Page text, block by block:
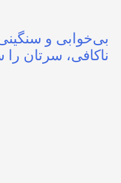
بی‌خوابی و
ناکافی، سرتان